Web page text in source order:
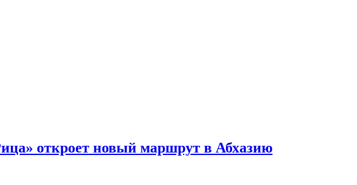
откроет новый маршрут в Абхазию